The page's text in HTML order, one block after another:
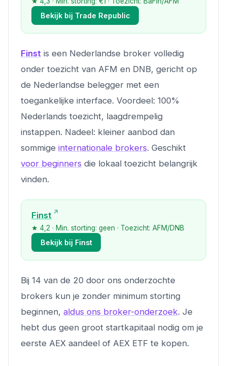
Bekijk bij Trade Republic
Finst is een Nederlandse broker volledig
onder toezicht van AFM en DNB, gericht op
de Nederlandse belegger met een
toegankelijke interface. Voordeel: 100%
Nederlands toezicht, laagdrempelig
instappen. Nadeel: kleiner aanbod dan
sommige internationale brokers. Geschikt
voor beginners die lokaal toezicht belangrijk
vinden.
Finst
★ 4,2 · Min. storting: geen · Toezicht: AFM/DNB
Bekijk bij Finst
Bij 14 van de 20 door ons onderzochte
brokers kun je zonder minimum storting
beginnen, aldus ons broker-onderzoek. Je
hebt dus geen groot startkapitaal nodig om je
eerste AEX aandeel of AEX ETF te kopen.